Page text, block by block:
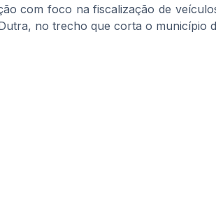
com foco na fiscalização de
no trecho que corta o município